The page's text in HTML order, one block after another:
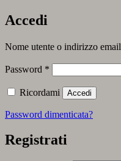
Accedi
Nome utente o indirizzo email
Password *
Ricordami Accedi
Password dimenticata?
Registrati